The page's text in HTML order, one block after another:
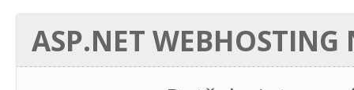
ASP.NET WEBHOSTING